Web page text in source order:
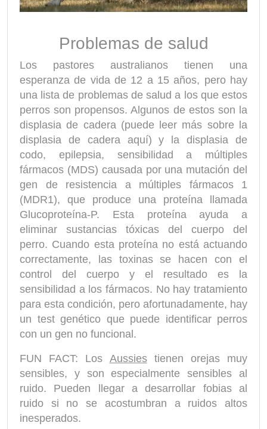
Problemas de salud
Los pastores australianos tienen una
esperanza de vida de 12 a 15 años, pero hay
una lista de problemas de salud a los que estos
perros son propensos. Algunos de estos son la
displasia de cadera (puede leer más sobre la
displasia de cadera aquí) y la displasia de
codo, epilepsia, sensibilidad a múltiples
fármacos (MDS) causada por una mutación del
gen de resistencia a múltiples fármacos 1
(MDR1), que produce una proteína llamada
Glucoproteína-P. Esta proteína ayuda a
eliminar sustancias tóxicas del cuerpo del
perro. Cuando esta proteína no está actuando
correctamente, las toxinas se hacen con el
control del cuerpo y el resultado es la
sensibilidad a los fármacos. No hay tratamiento
para esta condición, pero afortunadamente, hay
un test genético que puede identificar perros
con un gen no funcional.
FUN FACT: Los Aussiestienen orejas muy
sensibles, y son especialmente sensibles al
ruido. Pueden llegar a desarrollar fobias al
ruido si no se acostumbran a ruidos altos
inesperados.